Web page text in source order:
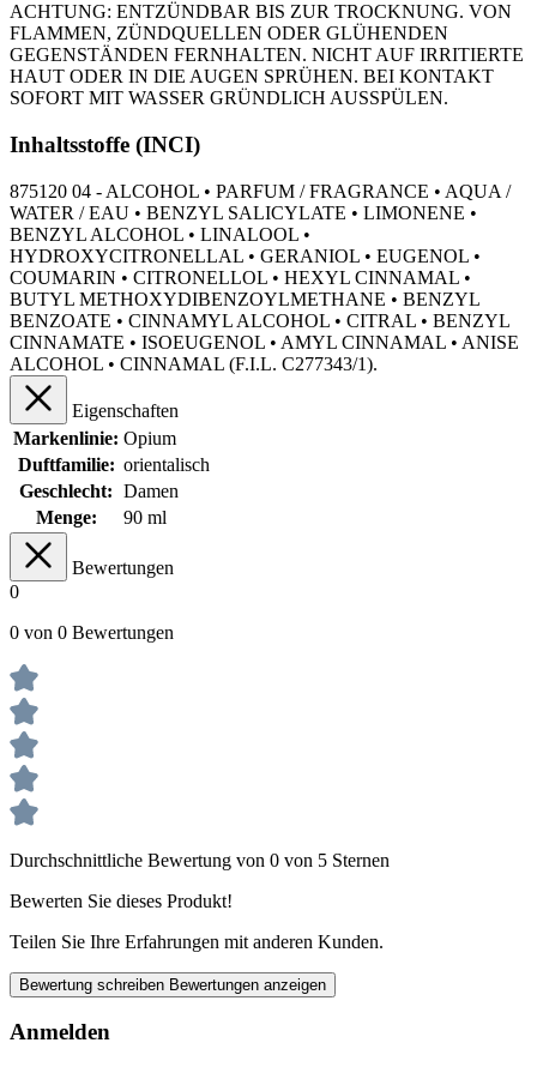
ACHTUNG: ENTZÜNDBAR BIS ZUR TROCKNUNG. VON
FLAMMEN, ZÜNDQUELLEN ODER GLÜHENDEN
GEGENSTÄNDEN FERNHALTEN. NICHT AUF IRRITIERTE
HAUT ODER IN DIE AUGEN SPRÜHEN. BEI KONTAKT
SOFORT MIT WASSER GRÜNDLICH AUSSPÜLEN.
Inhaltsstoffe (INCI)
875120 04 - ALCOHOL • PARFUM / FRAGRANCE • AQUA /
WATER / EAU • BENZYL SALICYLATE • LIMONENE •
BENZYL ALCOHOL • LINALOOL •
HYDROXYCITRONELLAL • GERANIOL • EUGENOL •
COUMARIN • CITRONELLOL • HEXYL CINNAMAL •
BUTYL METHOXYDIBENZOYLMETHANE • BENZYL
BENZOATE • CINNAMYL ALCOHOL • CITRAL • BENZYL
CINNAMATE • ISOEUGENOL • AMYL CINNAMAL • ANISE
ALCOHOL • CINNAMAL (F.I.L. C277343/1).
Eigenschaften
Markenlinie: Opium
Duftfamilie: orientalisch
Geschlecht: Damen
Menge:
90 ml
Bewertungen
0
0 von 0 Bewertungen
Durchschnittliche Bewertung von 0 von 5 Sternen
Bewerten Sie dieses Produkt!
Teilen Sie Ihre Erfahrungen mit anderen Kunden.
Bewertung schreiben Bewertungen anzeigen
Anmelden